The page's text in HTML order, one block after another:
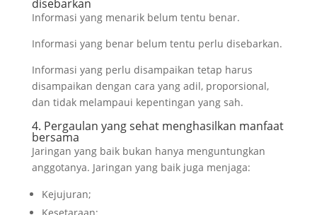
disebarkan
Informasi yang menarik belum tentu benar.
Informasi yang benar belum tentu perlu disebarkan.
Informasi yang perlu disampaikan tetap harus
disampaikan dengan cara yang adil, proporsional,
dan tidak melampaui kepentingan yang sah.
4. Pergaulan yang sehat menghasilkan manfaat
bersama
Jaringan yang baik bukan hanya menguntungkan
anggotanya. Jaringan yang baik juga menjaga:
Kejujuran;
Kesetaraan;